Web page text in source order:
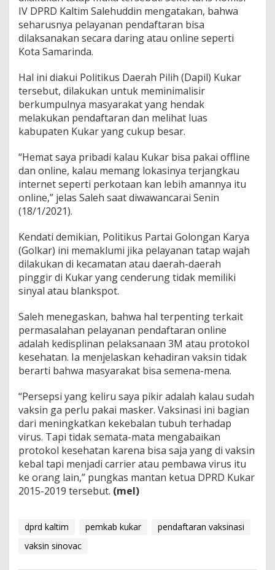
IV DPRD Kaltim Salehuddin mengatakan, bahwa
seharusnya pelayanan pendaftaran bisa
dilaksanakan secara daring atau online seperti
Kota Samarinda.
Hal ini diakui Politikus Daerah Pilih (Dapil) Kukar
tersebut, dilakukan untuk meminimalisir
berkumpulnya masyarakat yang hendak
melakukan pendaftaran dan melihat luas
kabupaten Kukar yang cukup besar.
“Hemat saya pribadi kalau Kukar bisa pakai offline
dan online, kalau memang lokasinya terjangkau
internet seperti perkotaan kan lebih amannya itu
online,” jelas Saleh saat diwawancarai Senin
(18/1/2021).
Kendati demikian, Politikus Partai Golongan Karya
(Golkar) ini memaklumi jika pelayanan tatap wajah
dilakukan di kecamatan atau daerah-daerah
pinggir di Kukar yang cenderung tidak memiliki
sinyal atau blankspot.
Saleh menegaskan, bahwa hal terpenting terkait
permasalahan pelayanan pendaftaran online
adalah kedisplinan pelaksanaan 3M atau protokol
kesehatan. Ia menjelaskan kehadiran vaksin tidak
berarti bahwa masyarakat bisa semena-mena.
“Persepsi yang keliru saya pikir adalah kalau sudah
vaksin ga perlu pakai masker. Vaksinasi ini bagian
dari meningkatkan kekebalan tubuh terhadap
virus. Tapi tidak semata-mata mengabaikan
protokol kesehatan karena bisa saja yang di vaksin
kebal tapi menjadi carrier atau pembawa virus itu
ke orang lain,” pungkas mantan ketua DPRD Kukar
2015-2019 tersebut. (mel)
dprd kaltim pemkab kukar
pendaftaran vaksinasi
vaksin sinovac